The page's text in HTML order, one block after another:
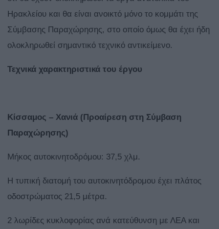
Ηρακλείου και θα είναι ανοικτό μόνο το κομμάτι της
Σύμβασης Παραχώρησης, στο οποίο όμως θα έχει ήδη
ολοκληρωθεί σημαντικό τεχνικό αντικείμενο.
Τεχνικά χαρακτηριστικά του έργου
Κίσσαμος – Χανιά (Προαίρεση στη Σύμβαση
Παραχώρησης)
Μήκος αυτοκινητοδρόμου: 37,5 χλμ.
Η τυπική διατομή του αυτοκινητόδρομου έχει πλάτος
οδοστρώματος 21,5 μέτρα.
2 λωρίδες κυκλοφορίας ανά κατεύθυνση με ΛΕΑ και